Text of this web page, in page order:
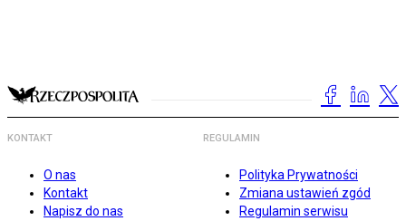
KONTAKT
O nas
Kontakt
Napisz do nas
REGULAMIN
Polityka Prywatności
Zmiana ustawień zgód
Regulamin serwisu